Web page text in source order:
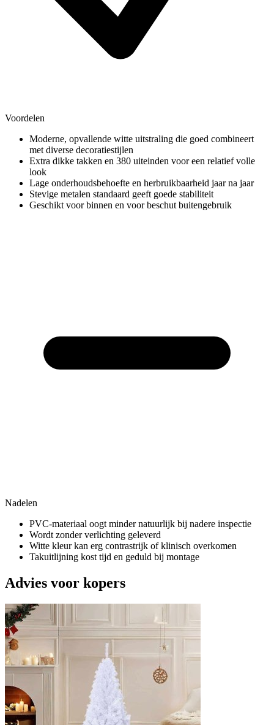
Voordelen
Moderne, opvallende witte uitstraling die goed combineert
met diverse decoratiestijlen
Extra dikke takken en 380 uiteinden voor een relatief volle
look
Lage onderhoudsbehoefte en herbruikbaarheid jaar na jaar
Stevige metalen standaard geeft goede stabiliteit
Geschikt voor binnen en voor beschut buitengebruik
Nadelen
PVC-materiaal oogt minder natuurlijk bij nadere inspectie
Wordt zonder verlichting geleverd
Witte kleur kan erg contrastrijk of klinisch overkomen
Takuitlijning kost tijd en geduld bij montage
Advies voor kopers